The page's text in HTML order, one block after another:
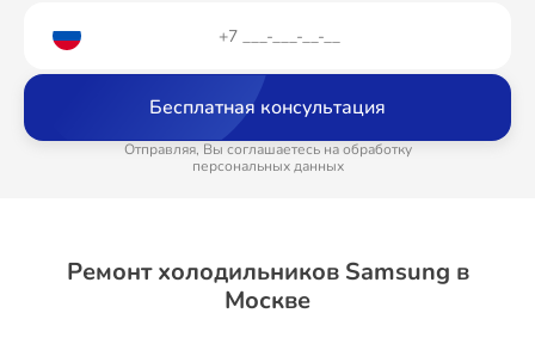
Бесплатная консультация
Отправляя, Вы соглашаетесь на обработку
персональных данных
Ремонт холодильников Samsung в
Москве